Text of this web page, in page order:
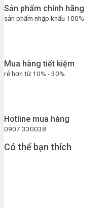
Sản phẩm chính hãng
sản phẩm nhập khẩu 100%
Mua hàng tiết kiệm
rẻ hơn từ 10% - 30%
Hotline mua hàng
0907 330038
Có thể bạn thích